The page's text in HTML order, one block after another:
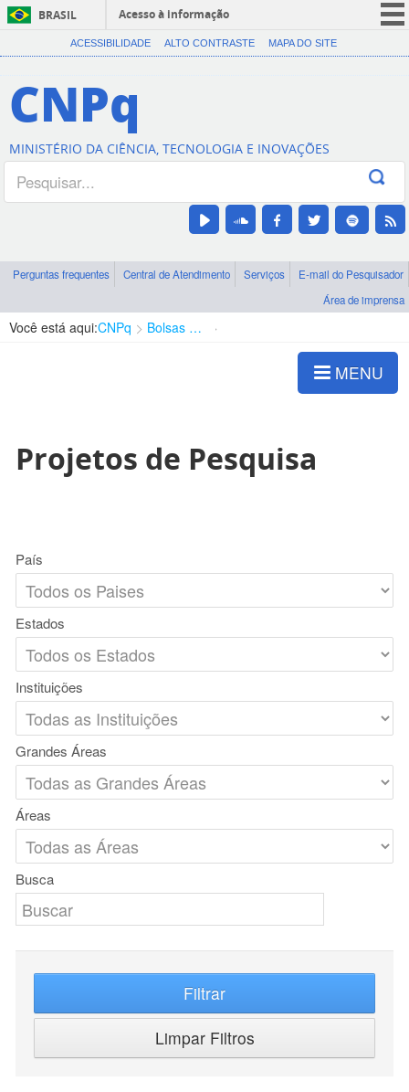
BRASIL
Acesso à informação
CORONAVÍRUS (COVID-19)
Canais
ACESSIBILIDADE ALTO CONTRASTE MAPA DO SITE
CNPq
MINISTÉRIO DA CIÊNCIA, TECNOLOGIA E INOVAÇÕES
Perguntas frequentes Central de Atendimento Serviços
E-mail do Pesquisador
Área de imprensa
Você está aqui:CNPq Bolsas e Auxílios Vigentes
MENU
Projetos de Pesquisa
País
Estados
Instituições
Grandes Áreas
Áreas
Busca
Filtrar
Limpar Filtros